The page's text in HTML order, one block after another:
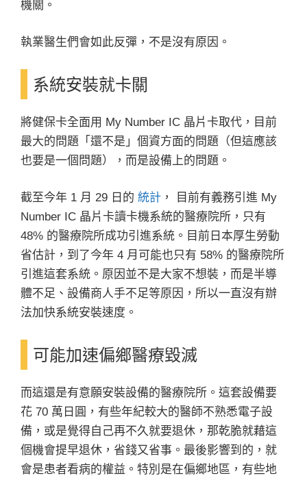
機關。
執業醫生們會如此反彈，不是沒有原因。
系統安裝就卡關
將健保卡全面用 My Number IC 晶片卡取代，目前
最大的問題「還不是」個資方面的問題（但這應該
也要是一個問題），而是設備上的問題。
截至今年 1 月 29 日的 統計 ， 目前有義務引進 My
Number IC 晶片卡讀卡機系統的醫療院所，只有
48% 的醫療院所成功引進系統。目前日本厚生勞動
省估計，到了今年 4 月可能也只有 58% 的醫療院所
引進這套系統。原因並不是大家不想裝，而是半導
體不足、設備商人手不足等原因，所以一直沒有辦
法加快系統安裝速度。
可能加速偏鄉醫療毀滅
而這還是有意願安裝設備的醫療院所。這套設備要
花 70 萬日圓，有些年紀較大的醫師不熟悉電子設
備，或是覺得自己再不久就要退休，那乾脆就藉這
個機會提早退休，省錢又省事。最後影響到的，就
會是患者看病的權益。特別是在偏鄉地區，有些地